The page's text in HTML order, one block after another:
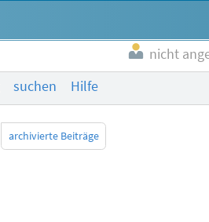
nicht
suchen Hilfe
archivierte Beiträge